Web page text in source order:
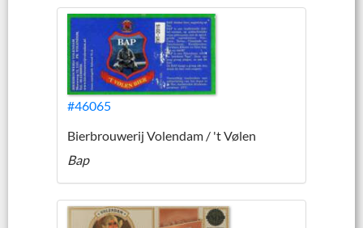
#46065
Bierbrouwerij Volendam / 't Vølen
Bap